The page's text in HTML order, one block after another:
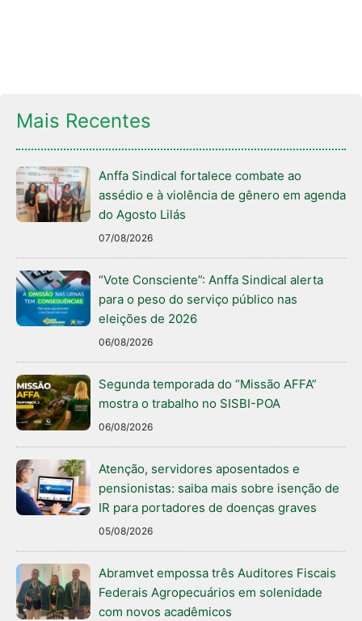
Mais Recentes
Anffa Sindical fortalece combate ao
assédio e à violência de gênero em agenda
do Agosto Lilás
07/08/2026
“Vote Consciente”: Anffa Sindical alerta
para o peso do serviço público nas
eleições de 2026
06/08/2026
Segunda temporada do “Missão AFFA”
mostra o trabalho no SISBI-POA
06/08/2026
Atenção, servidores aposentados e
pensionistas: saiba mais sobre isenção de
IR para portadores de doenças graves
05/08/2026
Abramvet empossa três Auditores Fiscais
Federais Agropecuários em solenidade
com novos acadêmicos